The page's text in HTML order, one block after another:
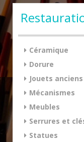
Céramique
Dorure
Jouets anciens
Mécanismes
Meubles
Serrures et
Statues